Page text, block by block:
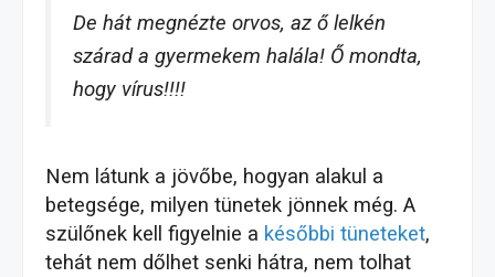
De hát megnézte orvos, az ő lelkén
szárad a gyermekem halála! Ő mondta,
hogy vírus!!!!
Nem látunk a jövőbe, hogyan alakul a
betegsége, milyen tünetek jönnek még. A
szülőnek kell figyelnie a későbbi tüneteket,
tehát nem dőlhet senki hátra, nem tolhat